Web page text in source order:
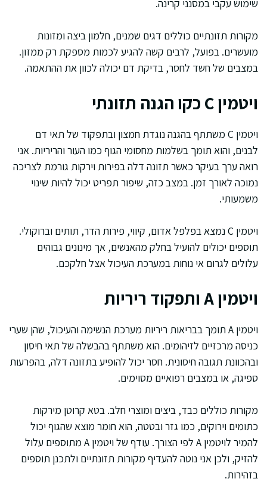
שימוש עקבי במסנני קרינה.
מקורות תזונתיים כוללים דגים שמנים, חלמון ביצה ומזונות
מועשרים. בפועל, לרבים קשה להגיע לכמות מספקת רק ממזון.
במצבים של חשד לחסר, בדיקת דם יכולה לכוון את ההתאמה.
ויטמין C כקו הגנה תזונתי
ויטמין C משתתף בהגנה נוגדת חמצון ובתפקוד של תאי דם
לבנים, והוא תומך בשלמות מחסומי הגוף כמו העור והריריות. אני
רואה ערך בעיקר כאשר תזונה דלה בפירות וירקות גורמת לצריכה
נמוכה לאורך זמן. במצב כזה, שיפור תפריט יכול להיות שינוי
משמעותי.
ויטמין C נמצא בפלפל אדום, קיווי, פירות הדר, תותים וברוקולי.
תוספים יכולים להועיל בחלק מהאנשים, אך מינונים גבוהים
עלולים לגרום אי נוחות במערכת העיכול אצל חלקכם.
ויטמין A ותפקוד ריריות
ויטמין A תומך בבריאות ריריות מערכת הנשימה והעיכול, שהן שערי
כניסה מרכזיים לזיהומים. הוא משתתף בהבשלה של תאי חיסון
ובהכוונת תגובה חיסונית. חסר יכול להופיע בתזונה דלה, בהפרעות
ספיגה, או במצבים רפואיים מסוימים.
מקורות כוללים כבד, ביצים ומוצרי חלב. בטא קרוטן מירקות
כתומים וירוקים, כמו גזר ובטטה, הוא חומר מוצא שהגוף יכול
להמיר לויטמין A לפי הצורך. עודף של ויטמין A מתוספים עלול
להזיק, ולכן אני נוטה להעדיף מקורות תזונתיים ולתכנן תוספים
בזהירות.